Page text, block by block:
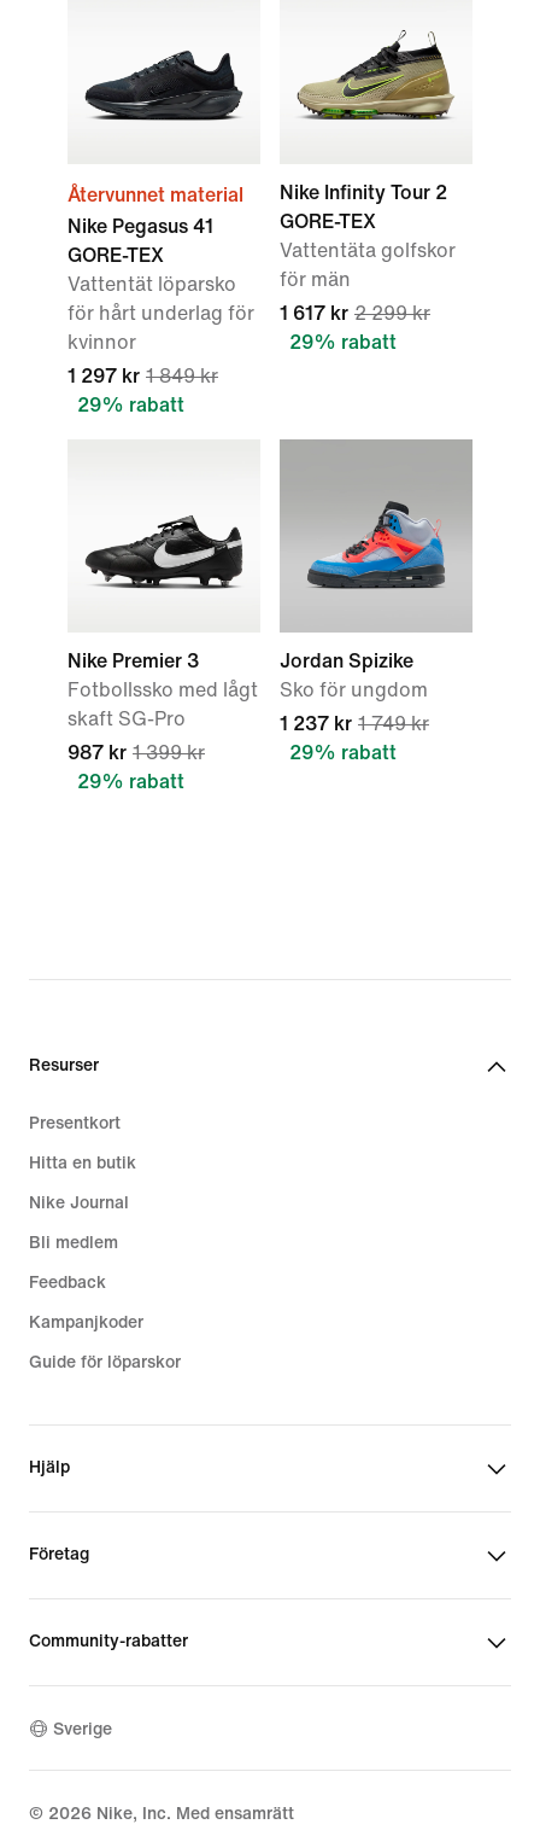
Återvunnet material
Nike Pegasus 41
GORE-TEX
Vattentät löparsko
för hårt underlag för
kvinnor
1 297 kr 1 849 kr
29% rabatt
Nike Infinity Tour 2
GORE-TEX
Vattentäta golfskor
för män
1 617 kr 2 299 kr
29% rabatt
Nike Premier 3
Fotbollssko med lågt
skaft SG-Pro
987 kr 1 399 kr
29% rabatt
Jordan Spizike
Sko för ungdom
1 237 kr 1 749 kr
29% rabatt
Resurser
Presentkort
Hitta en butik
Nike Journal
Bli medlem
Feedback
Kampanjkoder
Guide för löparskor
Hjälp
Företag
Community-rabatter
Sverige
© 2026 Nike, Inc. Med ensamrätt